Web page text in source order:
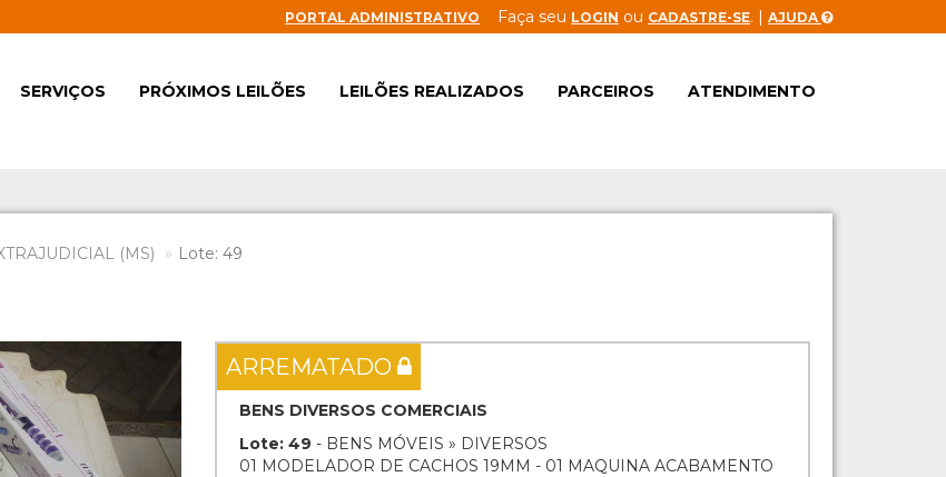
PORTAL ADMINISTRATIVO Faça seu LOGIN ou CADASTRE-SE. | AJUDA
SERVIÇOS PRÓXIMOS LEILÕES LEILÕES REALIZADOS PARCEIROS ATENDIMENTO
(MS) Lote: 49
ARREMATADO
BENS DIVERSOS COMERCIAIS
Lote: 49 - BENS MÓVEIS » DIVERSOS
01 MODELADOR DE CACHOS 19MM - 01 MAQUINA ACABAMENTO